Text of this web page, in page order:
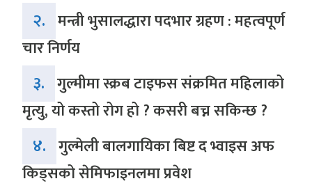
२. मन्त्री भुसालद्धारा पदभार ग्रहण : महत्वपूर्ण
चार निर्णय
३. गुल्मीमा स्क्रब टाइफस संक्रमित महिलाको
मृत्यु, यो कस्तो रोग हो ? कसरी बच्न सकिन्छ ?
४. गुल्मेली बालगायिका बिष्ट द भ्वाइस अफ
किड्सको सेमिफाइनलमा प्रवेश